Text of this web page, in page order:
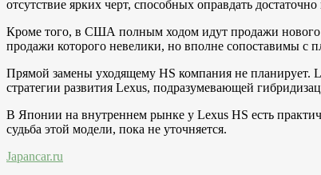
отсутствие ярких черт, способных оправдать
Кроме того, в США полным ходом идут продажи нового
продажи которого невелики, но вполне сопоставимы с
Прямой замены уходящему HS компания не планирует.
стратегии развития Lexus, подразумевающей
В Японии на внутреннем рынке у Lexus HS есть
судьба этой модели, пока не уточняется.
Japancar.ru